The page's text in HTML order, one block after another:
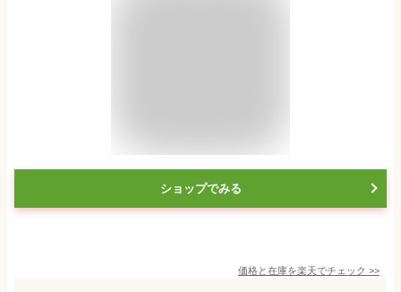
ショップでみる
価格と在庫を楽天でチェック >>